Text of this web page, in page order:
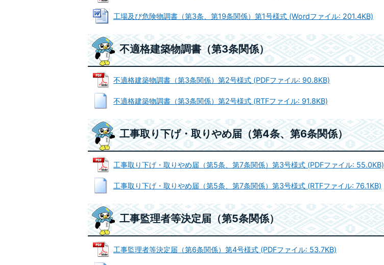
工場及び危険物調書（第3条、第19条関係）第1号様式 (Wordファイル: 201.4KB)
不適格建築物調書（第3条関係）
不適格建築物調書（第3条関係）第2号様式 (PDFファイル: 90.8KB)
不適格建築物調書（第3条関係）第2号様式 (RTFファイル: 91.8KB)
工事取り下げ・取りやめ届（第4条、第6条関係）
工事取り下げ・取りやめ届（第5条、第7条関係）第3号様式 (PDFファイル: 55.0KB)
工事取り下げ・取りやめ届（第5条、第7条関係）第3号様式 (RTFファイル: 76.1KB)
工事監理者等決定届（第5条関係）
工事監理者等決定届（第6条関係）第4号様式 (PDFファイル: 53.7KB)